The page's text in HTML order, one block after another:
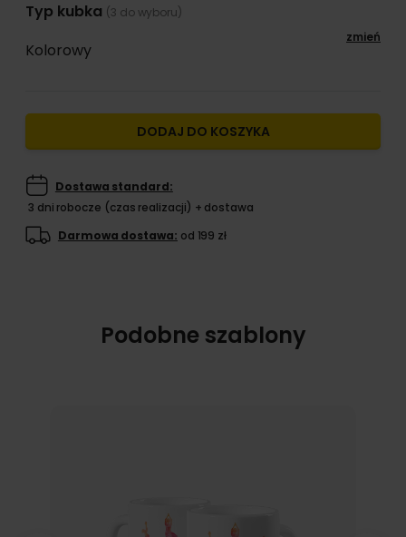
Typ kubka (3 do wyboru)
Kolorowy
zmień
DODAJ DO KOSZYKA
Dostawa standard:
3 dni robocze (czas realizacji) + dostawa
Darmowa dostawa: od 199 zł
Podobne szablony